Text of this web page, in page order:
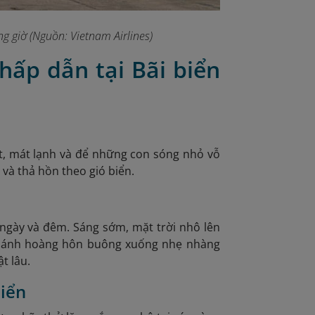
giờ (Nguồn: Vietnam Airlines)
dẫn tại Bãi biển
lạnh và để những con sóng nhỏ vỗ
thả hồn theo gió biển.
và đêm. Sáng sớm, mặt trời nhô lên
hoàng hôn buông xuống nhẹ nhàng
lâu.